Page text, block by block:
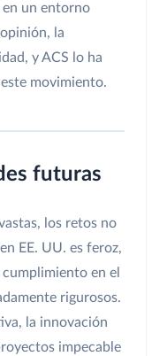
en un entorno
la
y ACS lo ha
movimiento.
futuras
los retos no
EE. UU. es feroz,
en el
rigurosos.
la innovación
impecable